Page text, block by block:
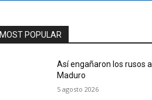
MOST POPULAR
Así engañaron los rusos a
Maduro
5 agosto 2026